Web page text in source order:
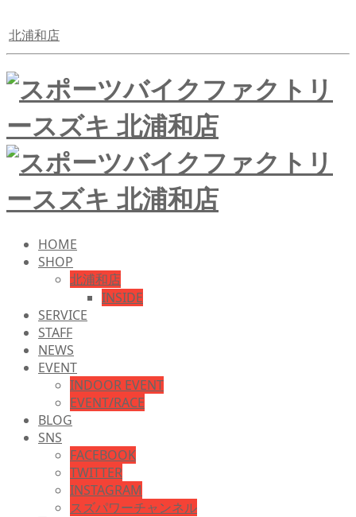
北浦和店
HOME
SHOP
北浦和店
INSIDE
SERVICE
STAFF
NEWS
EVENT
INDOOR EVENT
EVENT/RACE
BLOG
SNS
FACEBOOK
TWITTER
INSTAGRAM
スズパワーチャンネル